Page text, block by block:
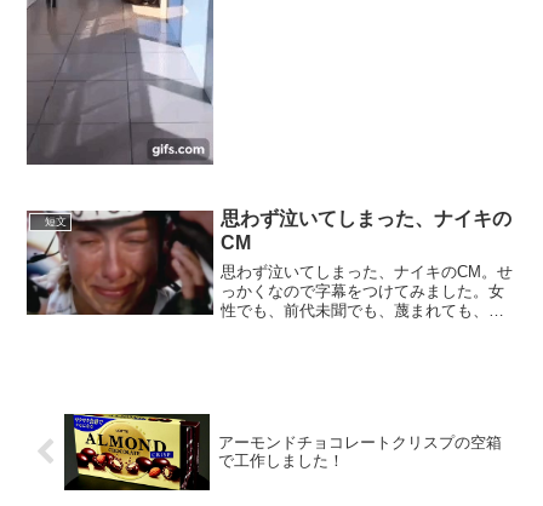
短文
思わず泣いてしまった、ナイキの
CM
思わず泣いてしまった、ナイキのCM。せ
っかくなので字幕をつけてみました。女
性でも、前代未聞でも、蔑まれても、臆
アーモンドチョコレートクリスプの空箱
で工作しました！